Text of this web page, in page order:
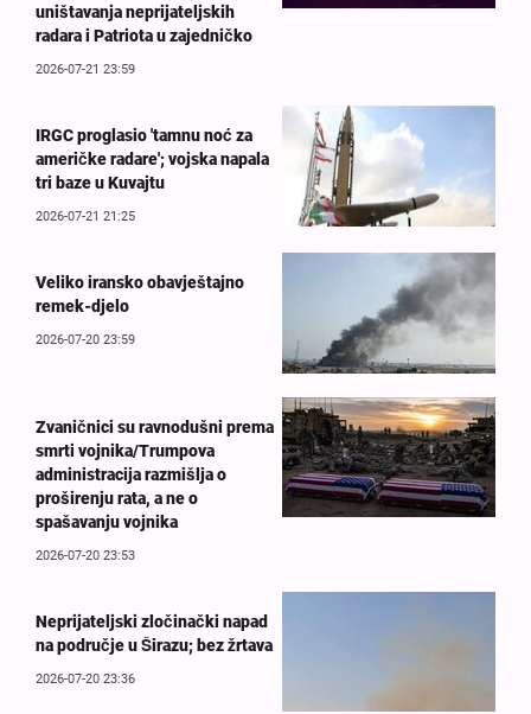
uništavanja neprijateljskih
radara i Patriota u zajedničko
2026-07-21 23:59
IRGC proglasio 'tamnu noć za
američke radare'; vojska napala
tri baze u Kuvajtu
2026-07-21 21:25
Veliko iransko obavještajno
remek-djelo
2026-07-20 23:59
Zvaničnici su ravnodušni prema
smrti vojnika/Trumpova
administracija razmišlja o
proširenju rata, a ne o
spašavanju vojnika
2026-07-20 23:53
Neprijateljski zločinački napad
na područje u Širazu; bez žrtava
2026-07-20 23:36